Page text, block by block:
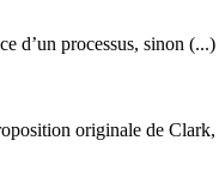
d’un processus, sinon (...)
originale de